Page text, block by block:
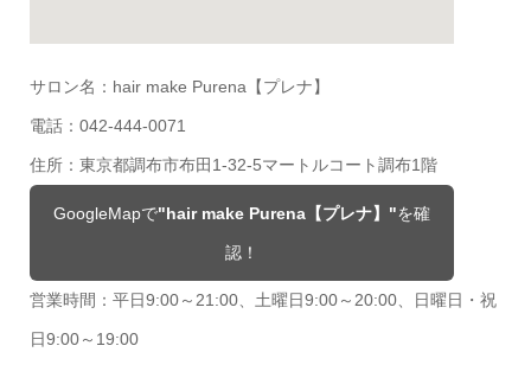
サロン名：hair make Purena【プレナ】
電話：042-444-0071
住所：東京都調布市布田1-32-5マートルコート調布1階
GoogleMapで"hair make Purena【プレナ】"を確
認！
営業時間：平日9:00～21:00、土曜日9:00～20:00、日曜日・祝
日9:00～19:00